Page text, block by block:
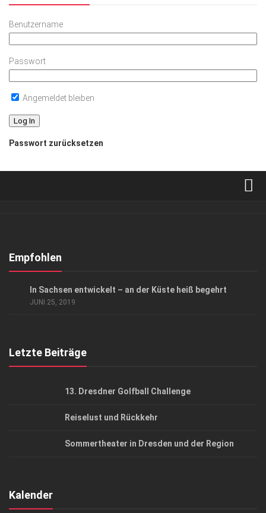
Benutzername
Passwort
Angemeldet bleiben
Passwort zurücksetzen
Kontakt, Impressum
Empfohlen
In Sachsen entwickelt – an der Küste heiß begehrt
JUNI 25, 2019
Letzte Beiträge
13. Dresdner Golfball Challenge
Reiselust und Rückkehr
Sommertheater in Dresden und der Region
Kalender